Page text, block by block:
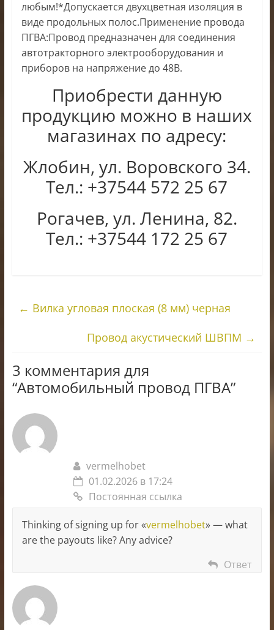
любым!*Допускается двухцветная изоляция в
виде продольных полос.Применение провода
ПГВА:Провод предназначен для соединения
автотракторного электрооборудования и
приборов на напряжение до 48В.
Приобрести данную
продукцию можно в наших
магазинах по адресу:
Жлобин, ул. Воровского 34.
Тел.: +37544 572 25 67
Рогачев, ул. Ленина, 82.
Тел.: +37544 172 25 67
← Вилка угловая плоская (8 мм) черная
Провод акустический ШВПМ →
3 комментария для
“Автомобильный провод ПГВА”
vermelhobet
01.02.2026 в 17:24
Постоянная ссылка
Thinking of signing up for «vermelhobet» — what
are the payouts like? Any advice?
Ответ